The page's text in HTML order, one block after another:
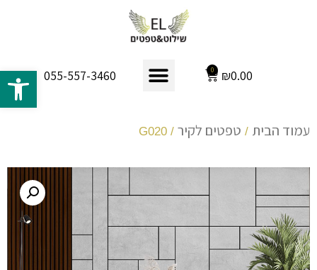
₪0.00
0
055-557-3460
עמוד הבית / טפטים לקיר / G020